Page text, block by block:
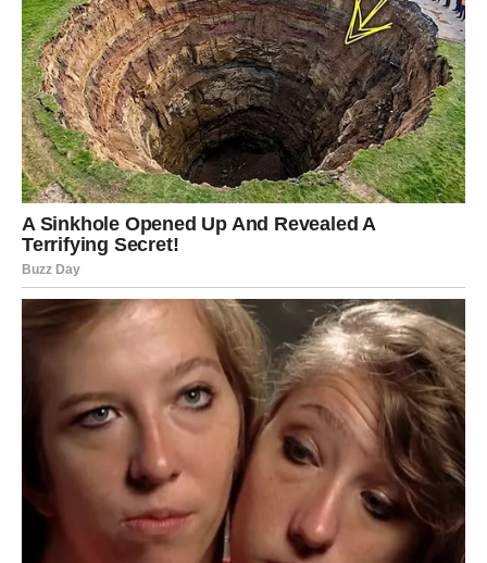
Vrijeme velikog obilja i uspjeha
Pred vama su veoma uspješni dani.
DJEVICA
Pred vama su dani tokom kojih ćete konačno osjetiti
veliko olakšanje.
Jedna odluka ili razgovor donose vam mnogo više mira i
sigurnosti.
Počinje mnogo sretnije poglavlje života
Pred vama su veoma posebni trenuci.